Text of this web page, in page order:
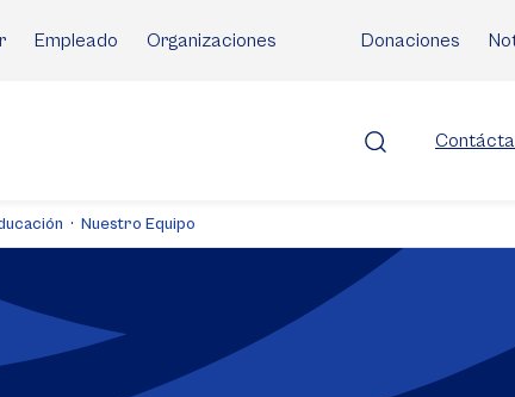
Empleado Organizaciones Donaciones
Nuestro Equipo